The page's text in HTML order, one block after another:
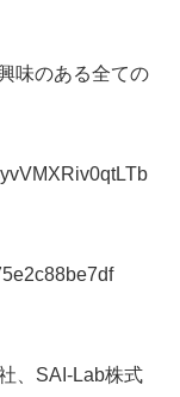
味のある全ての
、SAI-Lab株式